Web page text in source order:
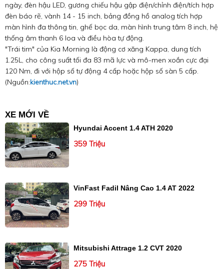
ngày, đèn hậu LED, gương chiếu hậu gập điện/chỉnh điện/tích hợp
đèn báo rẽ, vành 14 - 15 inch, bảng đồng hồ analog tích hợp
màn hình đa thông tin, ghế bọc da, màn hình trung tâm 8 inch, hệ
thống âm thanh 6 loa và điều hòa tự động.
"Trái tim" của Kia Morning là động cơ xăng Kappa, dung tích
1.25L, cho công suất tối đa 83 mã lực và mô-men xoắn cực đại
120 Nm, đi với hộp số tự động 4 cấp hoặc hộp số sàn 5 cấp.
(Nguồn:kienthuc.net.vn)
XE MỚI VỀ
Hyundai Accent 1.4 ATH 2020
359 Triệu
VinFast Fadil Nâng Cao 1.4 AT 2022
299 Triệu
Mitsubishi Attrage 1.2 CVT 2020
275 Triệu